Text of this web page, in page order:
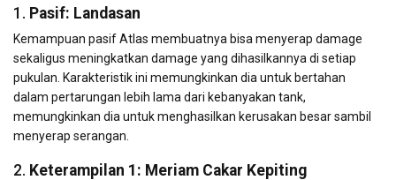
1. Pasif: Landasan
Kemampuan pasif Atlas membuatnya bisa menyerap damage
sekaligus meningkatkan damage yang dihasilkannya di setiap
pukulan. Karakteristik ini memungkinkan dia untuk bertahan
dalam pertarungan lebih lama dari kebanyakan tank,
memungkinkan dia untuk menghasilkan kerusakan besar sambil
menyerap serangan.
2. Keterampilan 1: Meriam Cakar Kepiting